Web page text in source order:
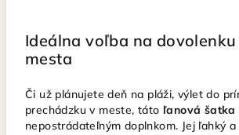
Ideálna voľba na dovolenku
mesta
Či už plánujete deň na pláži, výlet do
prechádzku v meste, táto ľanová šatka
nepostrádateľným doplnkom. Jej ľahký